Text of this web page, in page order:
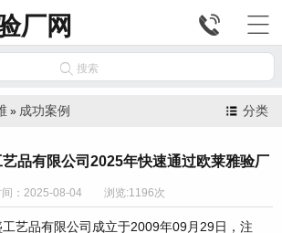
厂网 

 搜索
分类
» 成功案例
品有限公司2025年快速通过欧莱雅验厂
间：2025-08-04 浏览:1196次
品有限公司成立于2009年09月29日，注